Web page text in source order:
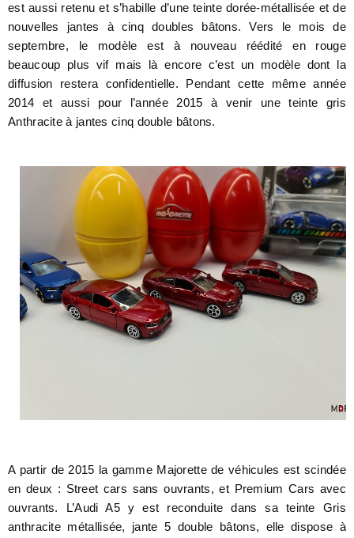
est aussi retenu et s’habille d’une teinte dorée-métallisée et de
nouvelles jantes à cinq doubles bâtons. Vers le mois de
septembre, le modèle est à nouveau réédité en rouge
beaucoup plus vif mais là encore c’est un modèle dont la
diffusion restera confidentielle. Pendant cette même année
2014 et aussi pour l’année 2015 à venir une teinte gris
Anthracite à jantes cinq double bâtons.
A partir de 2015 la gamme Majorette de véhicules est scindée
en deux : Street cars sans ouvrants, et Premium Cars avec
ouvrants. L’Audi A5 y est reconduite dans sa teinte Gris
anthracite métallisée, jante 5 double bâtons, elle dispose à